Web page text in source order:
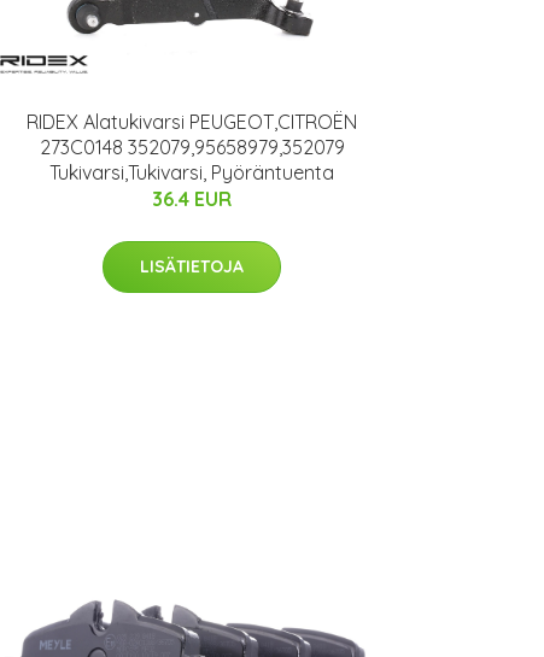
RIDEX Alatukivarsi PEUGEOT,CITROËN
273C0148 352079,95658979,352079
Tukivarsi,Tukivarsi, Pyöräntuenta
36.4 EUR
LISÄTIETOJA